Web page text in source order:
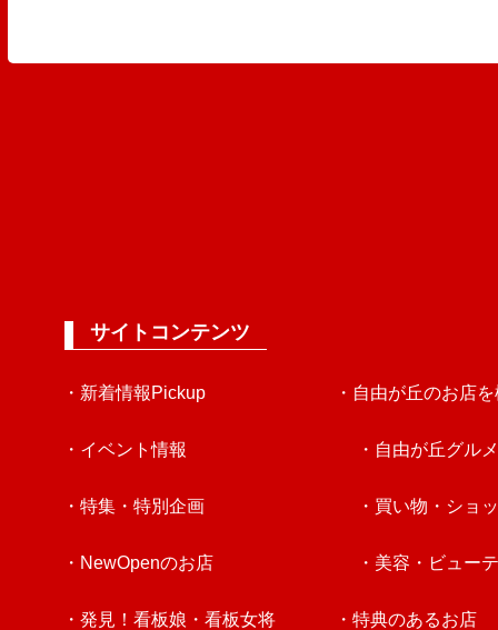
サイトコンテンツ
・新着情報Pickup
・イベント情報
・特集・特別企画
・NewOpenのお店
・発見！看板娘・看板女将
・自由が丘のお店
・自由が丘グルメ
・買い物・ショ
・美容・ビュー
・特典のあるお店